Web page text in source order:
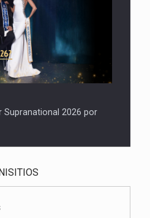
Supranational 2026 por